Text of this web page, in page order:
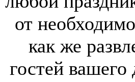
от
как же
гостей